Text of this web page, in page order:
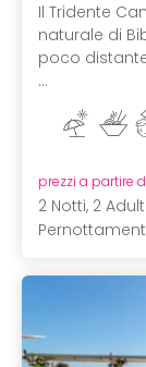
Il Tridente
naturale di
poco
...
prezzi a partire
2 Notti, 2